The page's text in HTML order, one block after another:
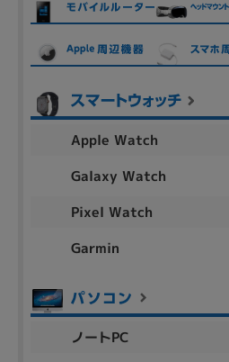
Apple Watch
Galaxy Watch
Pixel Watch
Garmin
ノートPC
ランク
商品状態の絞り込み
新品/未使用 中古 新品
容量
~